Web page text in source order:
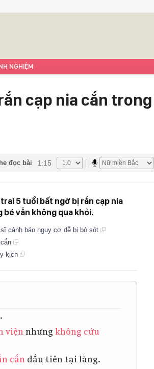
NGHIỆM
cạp nia cắn trong
đọc bài 1:15
5 tuổi bất ngờ bị rắn cạp nia
vẫn không qua khỏi.
cảnh báo nguy cơ dễ bị bỏ sót
kịch
.
việnnhưng không cứu
cắnđầu tiên tại làng.